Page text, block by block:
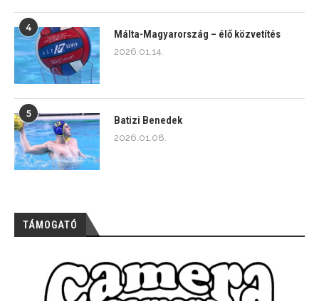
4
Málta-Magyarország – élő közvetítés
2026.01.14.
5
Batizi Benedek
2026.01.08.
TÁMOGATÓ